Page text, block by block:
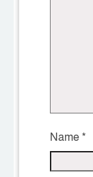
Name*